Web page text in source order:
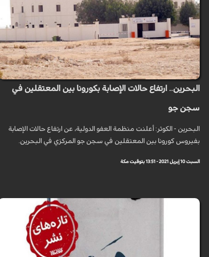
البحرين.. ارتفاع حالات الإصابة بكورونا بين المعتقلين في
سجن جو
البحرين - الكوثر: أعلنت منظمة العفو الدولية، عن ارتفاع حالات الإصابة
بفيروس كورونا بين المعتقلين في سجن جو المركزي في البحرين.
السبت 10 إبريل 2021 - 13:51 بتوقيت مكة